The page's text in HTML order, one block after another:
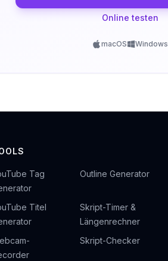
Online testen
macOS Windows
Tag
Outline Generator
Titel
Skript-Timer &
Längenrechner
Skript-Checker